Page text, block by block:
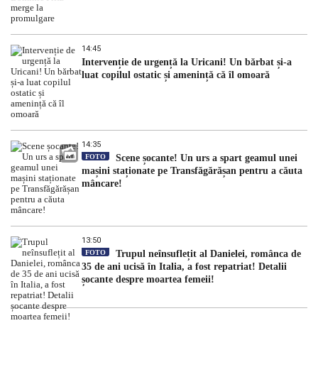
14:45
Intervenție de urgență la Uricani! Un bărbat și-a
luat copilul ostatic și amenință că îl omoară
14:35
FOTO
Scene șocante! Un urs a spart geamul unei
mașini staționate pe Transfăgărășan pentru a căuta
mâncare!
13:50
FOTO
Trupul neînsuflețit al Danielei, românca de
35 de ani ucisă în Italia, a fost repatriat! Detalii
șocante despre moartea femeii!